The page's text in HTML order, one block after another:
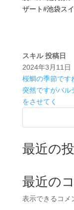
ザート#池袋ス
スキル 投稿日
2024年3月11日
桜鯛の季節です
突然ですがバル
をさせてく
最近の
最近の
表示できるコメ